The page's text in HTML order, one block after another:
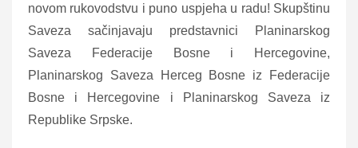
novom rukovodstvu i puno uspjeha u radu! Skupštinu
Saveza sačinjavaju predstavnici Planinarskog
Saveza Federacije Bosne i Hercegovine,
Planinarskog Saveza Herceg Bosne iz Federacije
Bosne i Hercegovine i Planinarskog Saveza iz
Republike Srpske.